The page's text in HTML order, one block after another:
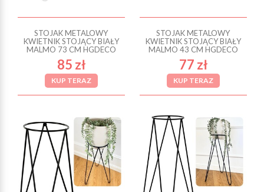
STOJAK METALOWY
KWIETNIK STOJĄCY BIAŁY
MALMO 73 CM HGDECO
85 zł
KUP TERAZ
STOJAK METALOWY
KWIETNIK STOJĄCY BIAŁY
MALMO 43 CM HGDECO
77 zł
KUP TERAZ